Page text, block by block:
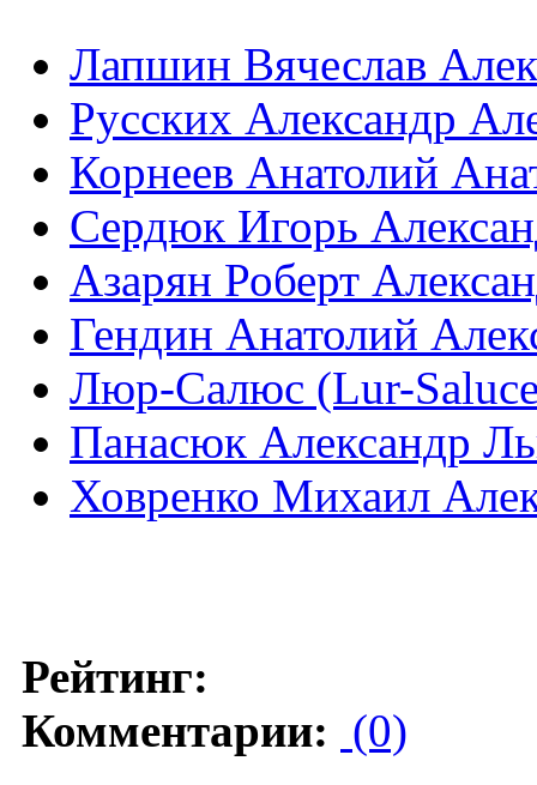
Лапшин Вячеслав
Русских Александр
Корнеев Анатолий
Сердюк Игорь
Азарян Роберт
Гендин Анатолий
Люр-Салюс (Lur-
Панасюк Александр
Ховренко Михаил
Рейтинг:
Комментарии: (0)